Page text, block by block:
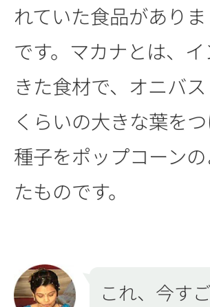
れていた食品があり
です。マカナとは、
きた食材で、オニバ
くらいの大きな葉を
種子をポップコーン
たものです。
これ、今す